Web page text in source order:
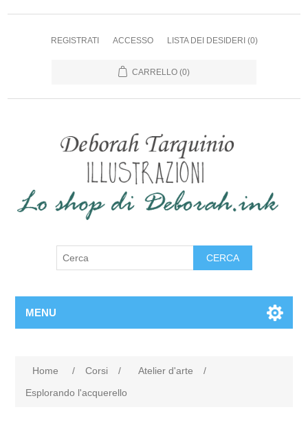
REGISTRATI ACCESSO LISTA DEI DESIDERI (0)
CARRELLO (0)
MENU
Home / Corsi / Atelier d'arte
/
Esplorando l'acquerello